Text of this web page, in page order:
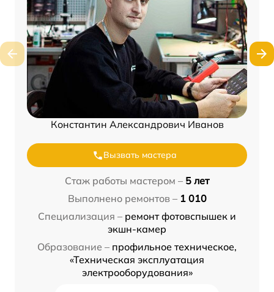
Константин Александрович Иванов
Вызвать мастера
Стаж работы мастером – 5 лет
Выполнено ремонтов – 1 010
Специализация – ремонт фотовспышек и
экшн-камер
Образование – профильное техническое,
«Техническая эксплуатация
электрооборудования»